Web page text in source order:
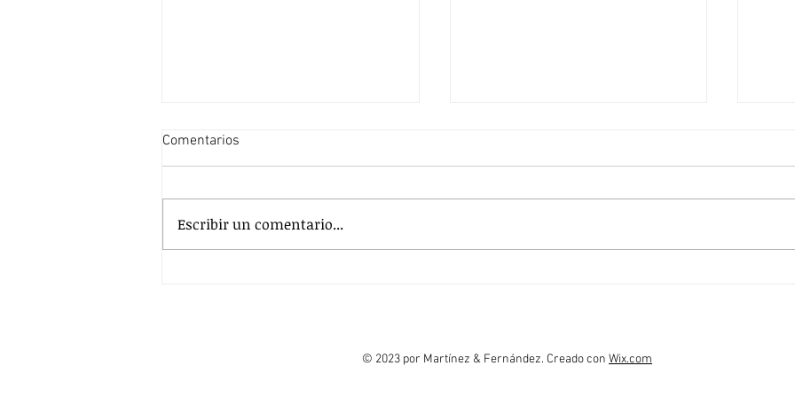
Las pausas como aliadas
Comentarios
Escribir un comentario...
© 2023 por Martínez & Fernández. Creado con Wix.com